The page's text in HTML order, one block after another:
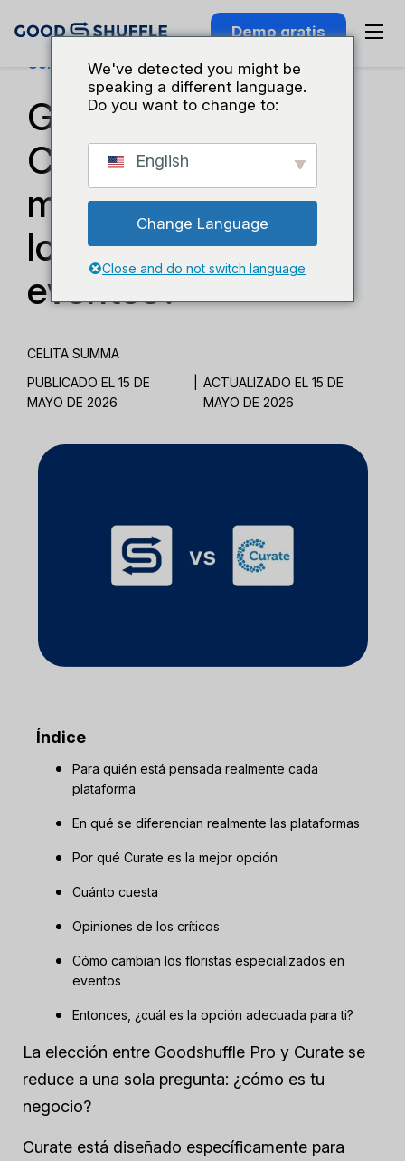
Demo gratis
Consejos Tecnológicos
Goodshuffle Pro vs
Curate: ¿Cuál es la
mejor opción para
los floristas de
eventos?
CELITA SUMMA
PUBLICADO EL 15 DE
MAYO DE 2026
ACTUALIZADO EL 15 DE
MAYO DE 2026
Índice
Para quién está pensada realmente cada
plataforma
En qué se diferencian realmente las plataformas
Por qué Curate es la mejor opción
Cuánto cuesta
Opiniones de los críticos
Cómo cambian los floristas especializados en
eventos
Entonces, ¿cuál es la opción adecuada para ti?
La elección entre Goodshuffle Pro y Curate se
reduce a una sola pregunta: ¿cómo es tu
negocio?
Curate está diseñado específicamente para
We've detected you might be
speaking a different language.
Do you want to change to:
English
Change Language
Close and do not switch language